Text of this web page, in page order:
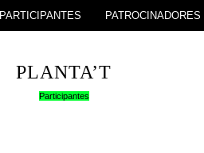
PARTICIPANTES PATROCINADORES
PLANTA’T
Participantes